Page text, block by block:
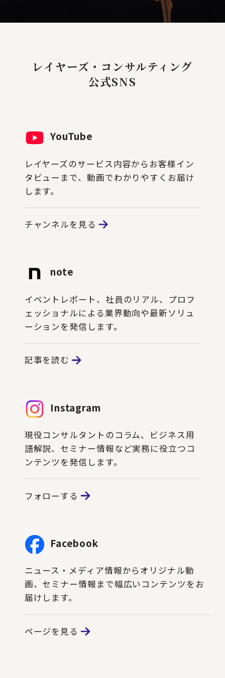
レイヤーズ・コンサルティング
公式SNS
YouTube
レイヤーズのサービス内容からお客様イン
タビューまで、動画でわかりやすくお届け
します。
チャンネルを見る
note
イベントレポート、社員のリアル、プロフ
ェッショナルによる業界動向や最新ソリュ
ーションを発信します。
記事を読む
Instagram
現役コンサルタントのコラム、ビジネス用
語解説、セミナー情報など実務に役立つコ
ンテンツを発信します。
フォローする
Facebook
ニュース・メディア情報からオリジナル動
画、セミナー情報まで幅広いコンテンツをお
届けします。
ページを見る